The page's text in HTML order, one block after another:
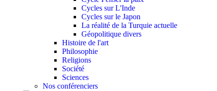
Cycles sur L'Inde
Cycles sur le Japon
La réalité de la Turquie actuelle
Géopolitique divers
Histoire de l'art
Philosophie
Religions
Société
Sciences
Nos conférenciers